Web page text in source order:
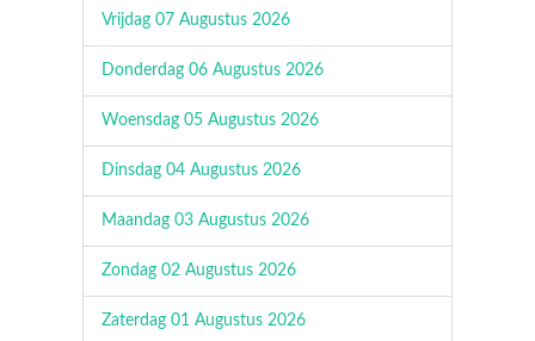
Vrijdag 07 Augustus 2026
Donderdag 06 Augustus 2026
Woensdag 05 Augustus 2026
Dinsdag 04 Augustus 2026
Maandag 03 Augustus 2026
Zondag 02 Augustus 2026
Zaterdag 01 Augustus 2026